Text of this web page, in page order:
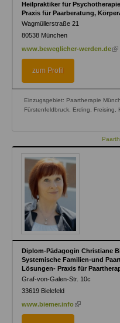
Heilpraktiker für Psychotherapie
Praxis für Paarberatung,
Wagmüllerstraße 21
80538 München
www.beweglicher-werden.de
zum Profil
Einzugsgebiet: Paartherapie
Fürstenfeldbruck, Erding,
Diplom-Pädagogin Christiane
Systemische Familien-und
Lösungen- Praxis für
Graf-von-Galen-Str. 10c
33619 Bielefeld
www.biemer.info (link